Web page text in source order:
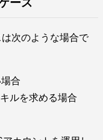
ース
次のような場合で
合
ルを求める場合